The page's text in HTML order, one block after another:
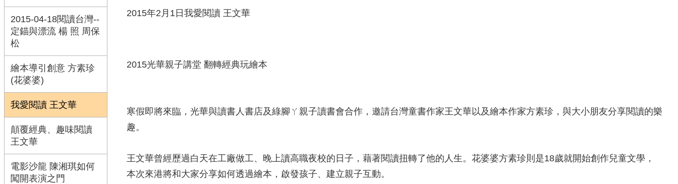
2015-04-18閱讀台灣--
定錨與漂流 楊 照 周保
松
繪本導引創意 方素珍
(花婆婆)
我愛閱讀 王文華
顛覆經典、趣味閱讀
王文華
電影沙龍 陳湘琪如何
闖開表演之門
2015年2月1日我愛閱讀 王文華
2015光華親子講堂 翻轉經典玩繪本
寒假即將來臨，光華與讀書人書店及綠腳ㄚ親子讀書會合作，邀請台灣童書作家王文華以及繪本作家方素珍，與大小朋友分享閱讀的樂
趣。
王文華曾經歷過白天在工廠做工、晚上讀高職夜校的日子，藉著閱讀扭轉了他的人生。花婆婆方素珍則是18歲就開始創作兒童文學，
本次來港將和大家分享如何透過繪本，啟發孩子、建立親子互動。